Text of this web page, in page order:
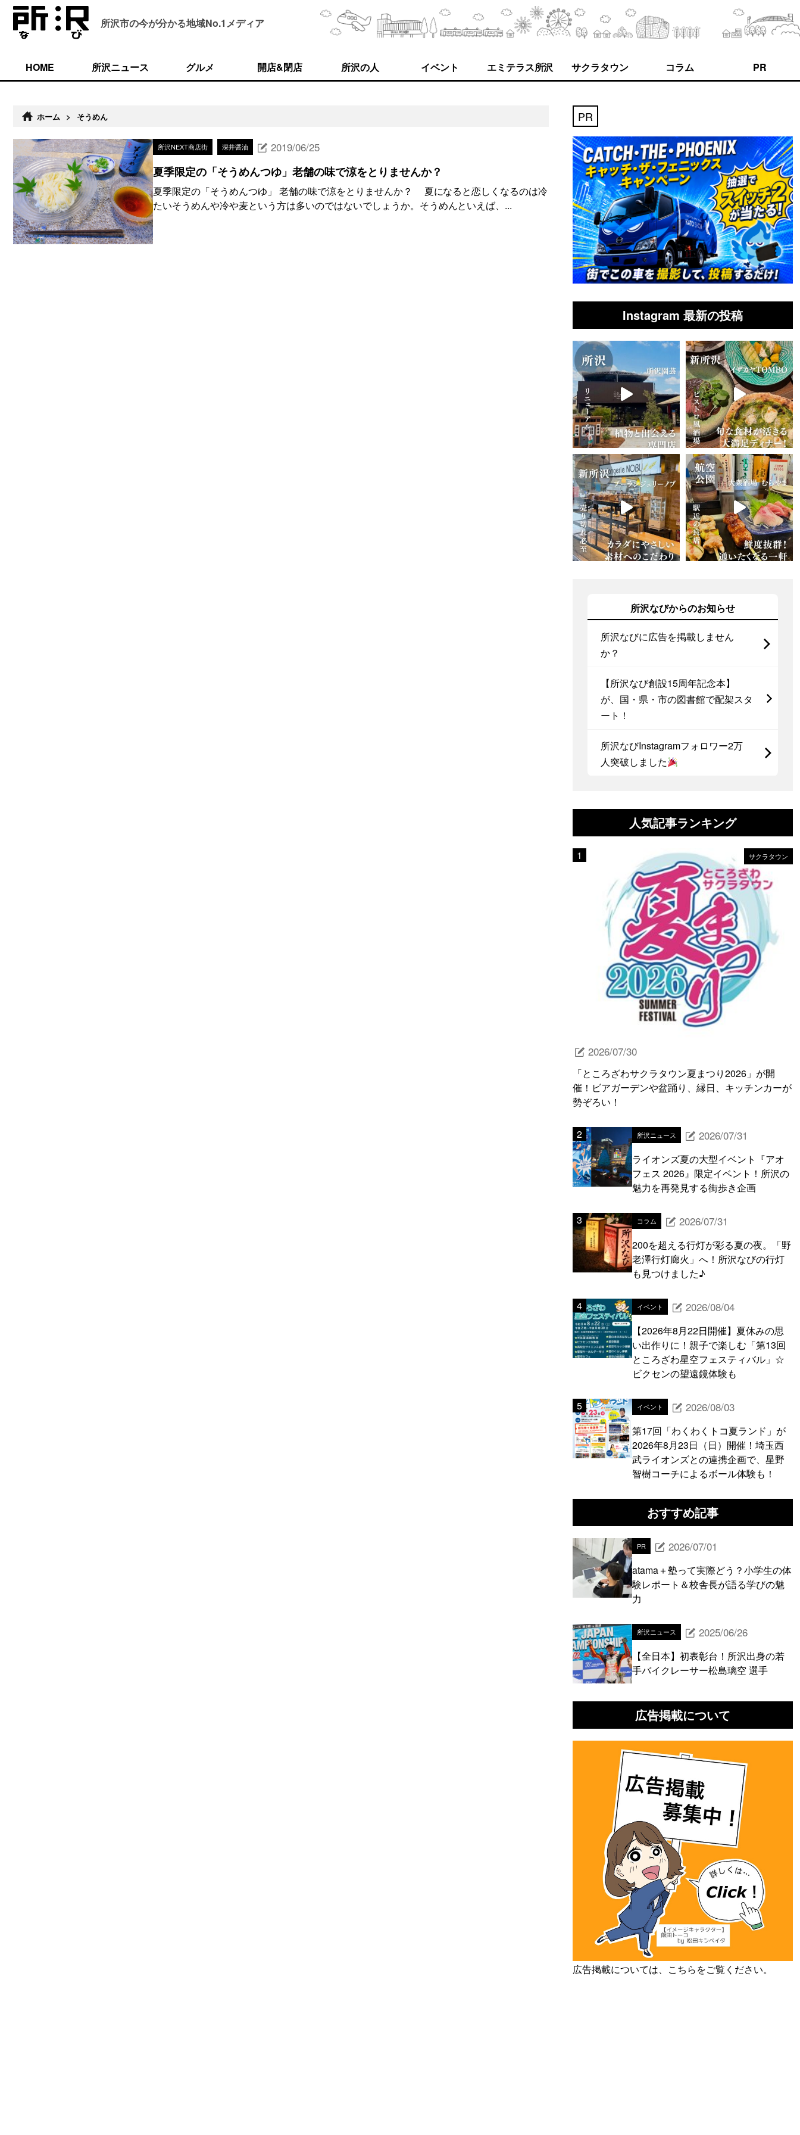
所沢市の今が分かる地域No.1メディア
HOME 所沢ニュース グルメ 開店&閉店 所沢の人 イベント エミテラス所沢 サクラタウン コラム PR
ホーム > そうめん
所沢NEXT商店街 深井醤油 2019/06/25
夏季限定の「そうめんつゆ」老舗の味で涼をとりませんか？
夏季限定の「そうめんつゆ」 老舗の味で涼をとりませんか？ 夏になると恋しくなるのは冷
たいそうめんや冷や麦という方は多いのではないでしょうか。そうめんといえば、...
PR
Instagram 最新の投稿
所沢なびからのお知らせ
所沢なびに広告を掲載しません
か？
【所沢なび創設15周年記念本】
が、国・県・市の図書館で配架スタ
ート！
所沢なびInstagramフォロワー2万
人突破しました
人気記事ランキング
サクラタウン
2026/07/30
「ところざわサクラタウン夏まつり2026」が開
催！ビアガーデンや盆踊り、縁日、キッチンカーが
勢ぞろい！
所沢ニュース 2026/07/31
ライオンズ夏の大型イベント『アオ
フェス 2026』限定イベント！所沢の
魅力を再発見する街歩き企画
コラム 2026/07/31
200を超える行灯が彩る夏の夜。「野
老澤行灯廊火」へ！所沢なびの行灯
も見つけました♪
イベント 2026/08/04
【2026年8月22日開催】夏休みの思
い出作りに！親子で楽しむ「第13回
ところざわ星空フェスティバル」☆
ビクセンの望遠鏡体験も
イベント 2026/08/03
第17回「わくわくトコ夏ランド」が
2026年8月23日（日）開催！埼玉西
武ライオンズとの連携企画で、星野
智樹コーチによるボール体験も！
おすすめ記事
PR 2026/07/01
atama＋塾って実際どう？小学生の体
験レポート＆校舎長が語る学びの魅
力
所沢ニュース 2025/06/26
【全日本】初表彰台！所沢出身の若
手バイクレーサー松島璃空 選手
広告掲載について
広告掲載については、こちらをご覧ください。